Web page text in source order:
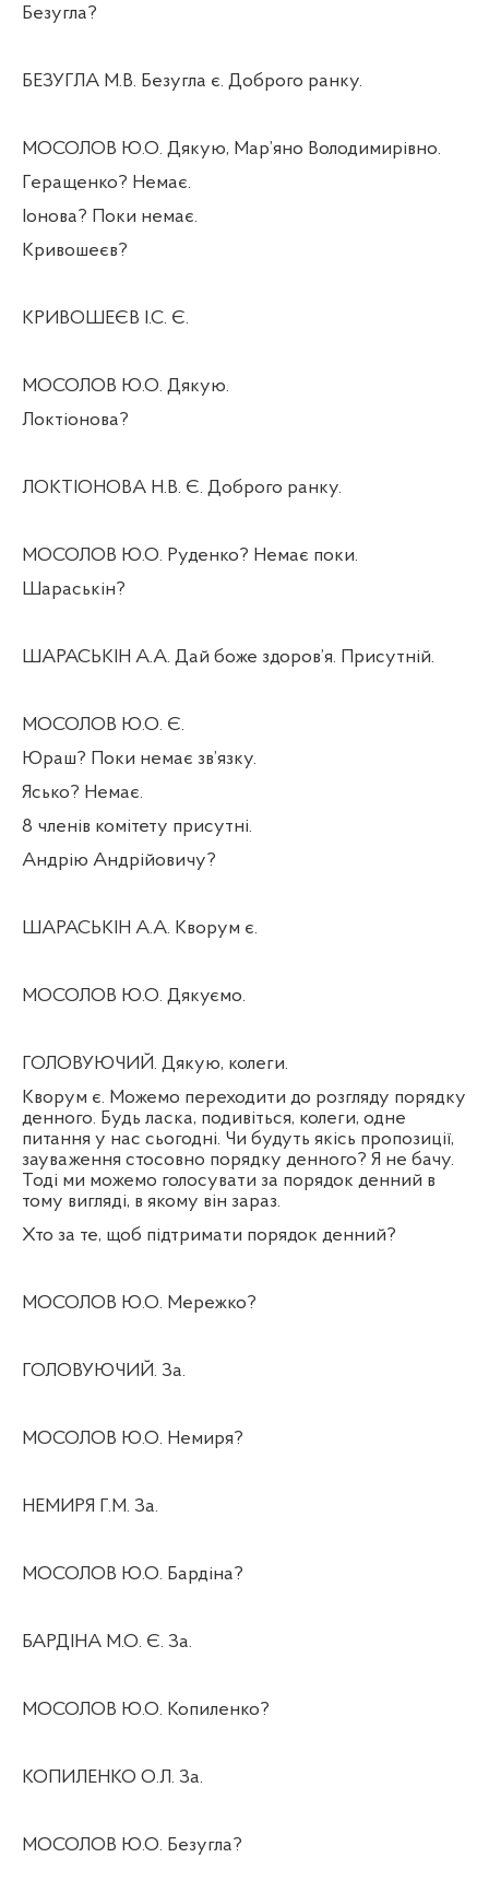
Безугла?
БЕЗУГЛА М.В. Безугла є. Доброго ранку.
МОСОЛОВ Ю.О. Дякую, Мар’яно Володимирівно.
Геращенко? Немає.
Іонова? Поки немає.
Кривошеєв?
КРИВОШЕЄВ І.С. Є.
МОСОЛОВ Ю.О. Дякую.
Локтіонова?
ЛОКТІОНОВА Н.В. Є. Доброго ранку.
МОСОЛОВ Ю.О. Руденко? Немає поки.
Шараськін?
ШАРАСЬКІН А.А. Дай боже здоров’я. Присутній.
МОСОЛОВ Ю.О. Є.
Юраш? Поки немає зв’язку.
Ясько? Немає.
8 членів комітету присутні.
Андрію Андрійовичу?
ШАРАСЬКІН А.А. Кворум є.
МОСОЛОВ Ю.О. Дякуємо.
ГОЛОВУЮЧИЙ. Дякую, колеги.
Кворум є. Можемо переходити до розгляду порядку
денного. Будь ласка, подивіться, колеги, одне
питання у нас сьогодні. Чи будуть якісь пропозиції,
зауваження стосовно порядку денного? Я не бачу.
Тоді ми можемо голосувати за порядок денний в
тому вигляді, в якому він зараз.
Хто за те, щоб підтримати порядок денний?
МОСОЛОВ Ю.О. Мережко?
ГОЛОВУЮЧИЙ. За.
МОСОЛОВ Ю.О. Немиря?
НЕМИРЯ Г.М. За.
МОСОЛОВ Ю.О. Бардіна?
БАРДІНА М.О. Є. За.
МОСОЛОВ Ю.О. Копиленко?
КОПИЛЕНКО О.Л. За.
МОСОЛОВ Ю.О. Безугла?